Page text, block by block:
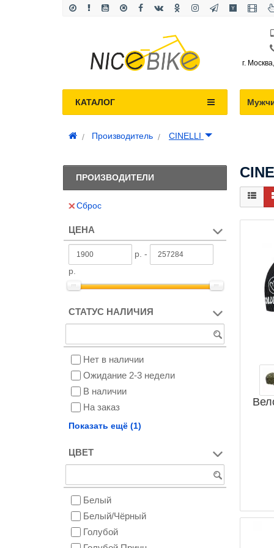
г.
КАТАЛОГ
Производитель CINELLI
ПРОИЗВОДИТЕЛИ
Сброс
ЦЕНА
р. -
р.
СТАТУС НАЛИЧИЯ
Нет в наличии
Ожидание 2-3 недели
В наличии
На заказ
Снят с производства
Показать ещё (1)
ЦВЕТ
Белый
Белый/Чёрный
Голубой